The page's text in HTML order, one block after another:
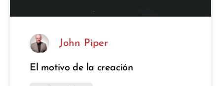
John Piper
El motivo de la creación